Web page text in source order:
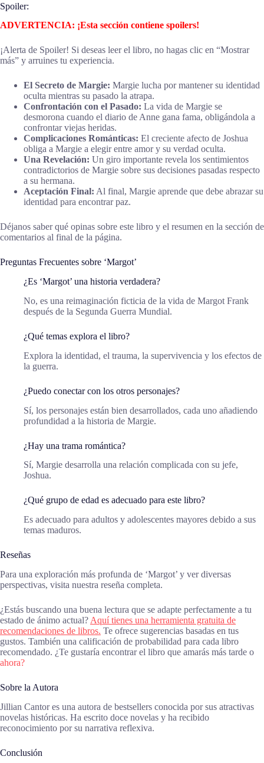
Spoiler:
ADVERTENCIA: ¡Esta sección contiene spoilers!
¡Alerta de Spoiler! Si deseas leer el libro, no hagas clic en “Mostrar
más” y arruines tu experiencia.
El Secreto de Margie: Margie lucha por mantener su identidad
oculta mientras su pasado la atrapa.
Confrontación con el Pasado: La vida de Margie se
desmorona cuando el diario de Anne gana fama, obligándola a
confrontar viejas heridas.
Complicaciones Románticas: El creciente afecto de Joshua
obliga a Margie a elegir entre amor y su verdad oculta.
Una Revelación: Un giro importante revela los sentimientos
contradictorios de Margie sobre sus decisiones pasadas respecto
a su hermana.
Aceptación Final: Al final, Margie aprende que debe abrazar su
identidad para encontrar paz.
Déjanos saber qué opinas sobre este libro y el resumen en la sección de
comentarios al final de la página.
Preguntas Frecuentes sobre ‘Margot’
¿Es ‘Margot’ una historia verdadera?
No, es una reimaginación ficticia de la vida de Margot Frank
después de la Segunda Guerra Mundial.
¿Qué temas explora el libro?
Explora la identidad, el trauma, la supervivencia y los efectos de
la guerra.
¿Puedo conectar con los otros personajes?
Sí, los personajes están bien desarrollados, cada uno añadiendo
profundidad a la historia de Margie.
¿Hay una trama romántica?
Sí, Margie desarrolla una relación complicada con su jefe,
Joshua.
¿Qué grupo de edad es adecuado para este libro?
Es adecuado para adultos y adolescentes mayores debido a sus
temas maduros.
Reseñas
Para una exploración más profunda de ‘Margot’ y ver diversas
perspectivas, visita nuestra reseña completa.
¿Estás buscando una buena lectura que se adapte perfectamente a tu
estado de ánimo actual? Aquí tienes una herramienta gratuita de
recomendaciones de libros. Te ofrece sugerencias basadas en tus
gustos. También una calificación de probabilidad para cada libro
recomendado. ¿Te gustaría encontrar el libro que amarás más tarde o
ahora?
Sobre la Autora
Jillian Cantor es una autora de bestsellers conocida por sus atractivas
novelas históricas. Ha escrito doce novelas y ha recibido
reconocimiento por su narrativa reflexiva.
Conclusión